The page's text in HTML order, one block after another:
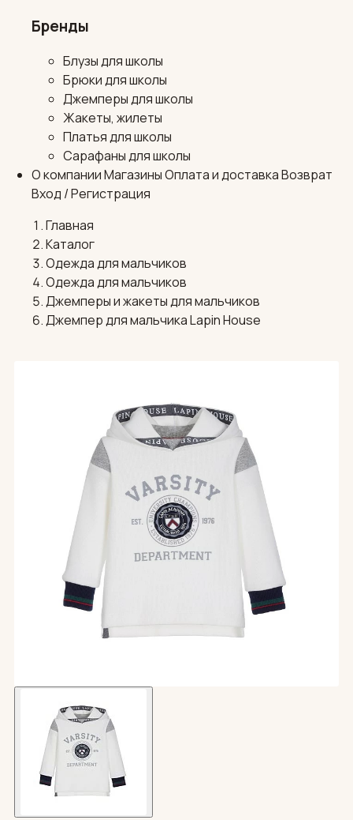
Бренды
Блузы для школы
Брюки для школы
Джемперы для школы
Жакеты, жилеты
Платья для школы
Сарафаны для школы
О компанииМагазиныОплата и доставкаВозврат
Вход / Регистрация
Главная
Каталог
Одежда для мальчиков
Одежда для мальчиков
Джемперы и жакеты для мальчиков
Джемпер для мальчика Lapin House